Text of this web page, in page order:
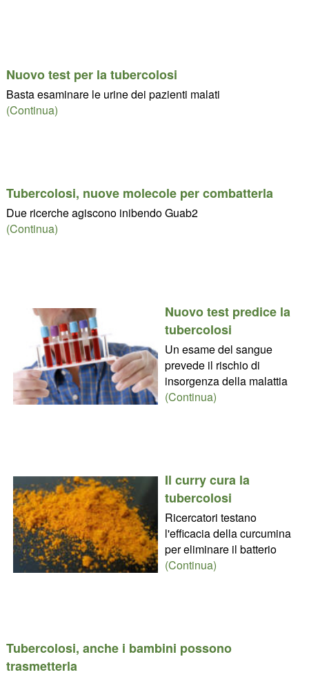
Nuovo test per la tubercolosi
Basta esaminare le urine dei pazienti malati
(Continua)
Tubercolosi, nuove molecole per combatterla
Due ricerche agiscono inibendo Guab2
(Continua)
Nuovo test predice la
tubercolosi
Un esame del sangue
prevede il rischio di
insorgenza della malattia
(Continua)
Il curry cura la
tubercolosi
Ricercatori testano
l'efficacia della curcumina
per eliminare il batterio
(Continua)
Tubercolosi, anche i bambini possono
trasmetterla